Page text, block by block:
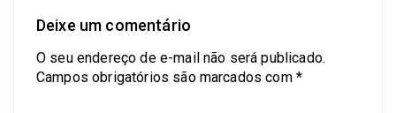
Deixe um comentário
O seu endereço de e-mail não será publicado.
Campos obrigatórios são marcados com *